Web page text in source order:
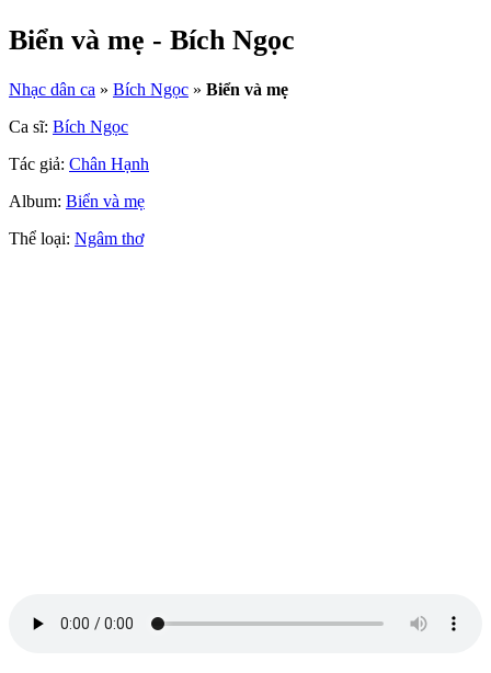
Biển và mẹ - Bích Ngọc
Nhạc dân ca » Bích Ngọc » Biển và mẹ
Ca sĩ: Bích Ngọc
Tác giả: Chân Hạnh
Album: Biển và mẹ
Thể loại: Ngâm thơ